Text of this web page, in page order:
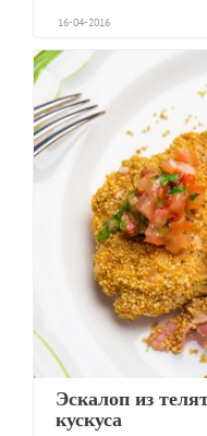
16-04-2016
Эскалоп из
кускуса